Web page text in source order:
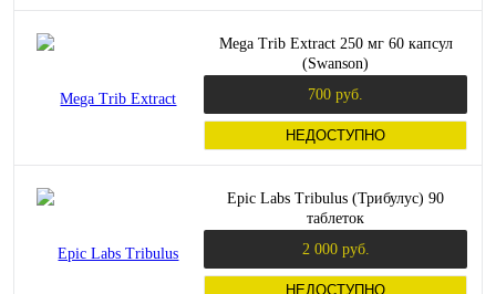
Mega Trib Extract 250 мг 60 капсул
(Swanson)
700 руб.
НЕДОСТУПНО
Epic Labs Tribulus (Трибулус) 90
таблеток
2 000 руб.
НЕДОСТУПНО